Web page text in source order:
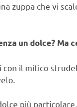
zuppa che vi
un dolce? Ma
il mitico
più